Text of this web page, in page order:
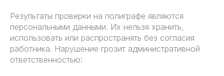
Результаты проверки на полиграфе являются
персональными данными. Их нельзя хранить,
использовать или распространять без согласия
работника. Нарушение грозит административной
ответственностью: